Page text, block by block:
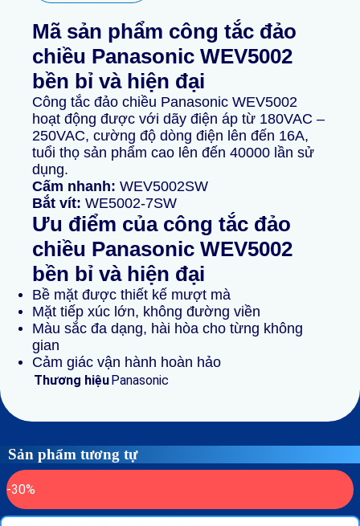
Mã sản phẩm công tắc đảo
chiều Panasonic WEV5002
bền bỉ và hiện đại
Công tắc đảo chiều Panasonic WEV5002
hoạt động được với dãy điện áp từ 180VAC –
250VAC, cường độ dòng điện lên đến 16A,
tuổi thọ sản phẩm cao lên đến 40000 lần sử
dụng.
Cấm nhanh: WEV5002SW
Bắt vít: WE5002-7SW
Ưu điểm của công tắc đảo
chiều Panasonic WEV5002
bền bỉ và hiện đại
Bề mặt được thiết kế mượt mà
Mặt tiếp xúc lớn, không đường viền
Màu sắc đa dạng, hài hòa cho từng không
gian
Cảm giác vận hành hoàn hảo
Thương hiệuPanasonic
Sản phẩm tương tự
-30%